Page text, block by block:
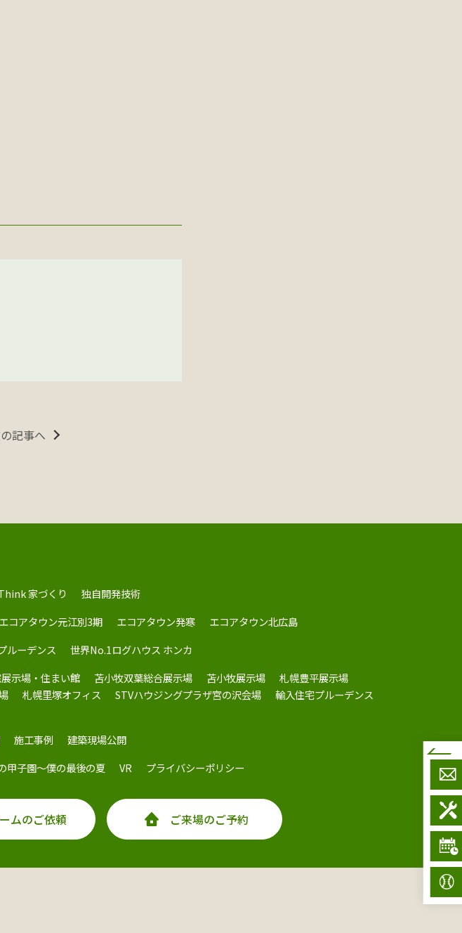
記事へ
家づくり
独自開発技術
エコアタウン元江別3期 エコアタウン発寒
エコアタウン北広島
ルーデンス
世界No.1ログハウス ホンカ
示場・住まい館 苫小牧双葉総合展示場 苫小牧展示場
札幌豊平展示場
札幌里塚オフィス STVハウジングプラザ宮の沢会場
輸入住宅プルーデンス
施工事例
建築現場公開
甲子園～僕の最後の夏 VR プライバシーポリシー
ムのご依頼 ご来場のご予約